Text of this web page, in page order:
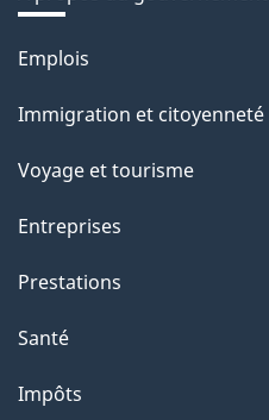
Thèmes
sujets
Emplois
Immigration et citoyenneté
Voyage et tourisme
Entreprises
Prestations
Santé
Impôts